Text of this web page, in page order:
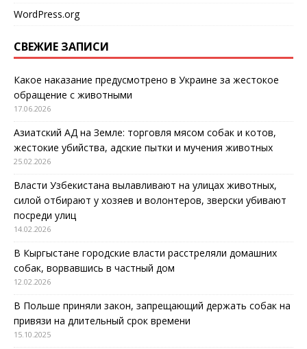
WordPress.org
СВЕЖИЕ ЗАПИСИ
Какое наказание предусмотрено в Украине за жестокое
обращение с животными
17.06.2026
Азиатский АД на Земле: торговля мясом собак и котов,
жестокие убийства, адские пытки и мучения животных
25.02.2026
Власти Узбекистана вылавливают на улицах животных,
силой отбирают у хозяев и волонтеров, зверски убивают
посреди улиц
14.02.2026
В Кыргыстане городские власти расстреляли домашних
собак, ворвавшись в частный дом
12.02.2026
В Польше приняли закон, запрещающий держать собак на
привязи на длительный срок времени
15.10.2025